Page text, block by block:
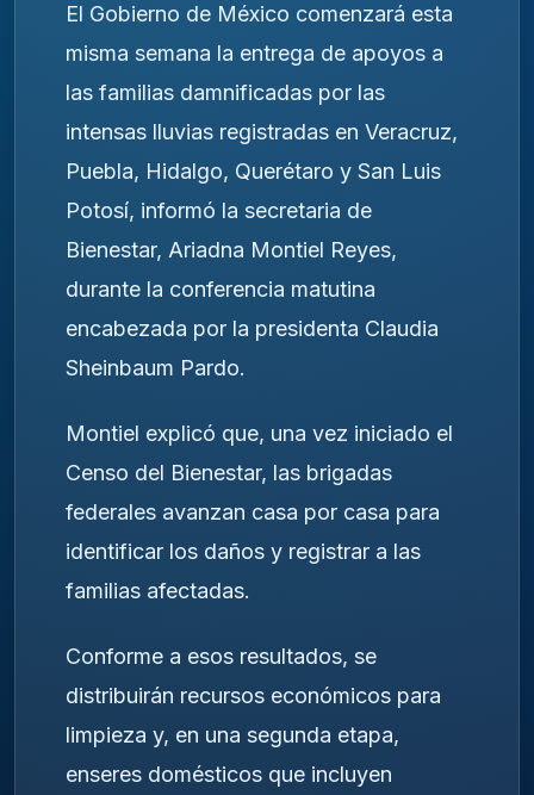
El Gobierno de México comenzará esta
misma semana la entrega de apoyos a
las familias damnificadas por las
intensas lluvias registradas en Veracruz,
Puebla, Hidalgo, Querétaro y San Luis
Potosí, informó la secretaria de
Bienestar, Ariadna Montiel Reyes,
durante la conferencia matutina
encabezada por la presidenta Claudia
Sheinbaum Pardo.
Montiel explicó que, una vez iniciado el
Censo del Bienestar, las brigadas
federales avanzan casa por casa para
identificar los daños y registrar a las
familias afectadas.
Conforme a esos resultados, se
distribuirán recursos económicos para
limpieza y, en una segunda etapa,
enseres domésticos que incluyen